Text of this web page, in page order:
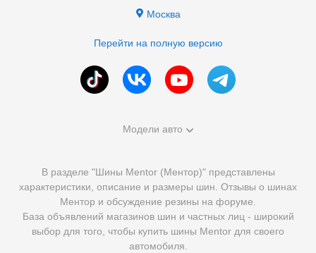
Москва
Перейти на полную версию
Модели авто
В разделе "Шины Mentor (Ментор)" представлены
характеристики, описание и размеры шин. Отзывы о шинах
Ментор и обсуждение резины на форуме.
База объявлений магазинов шин и частных лиц - широкий
выбор для того, чтобы купить шины Mentor для своего
автомобиля.